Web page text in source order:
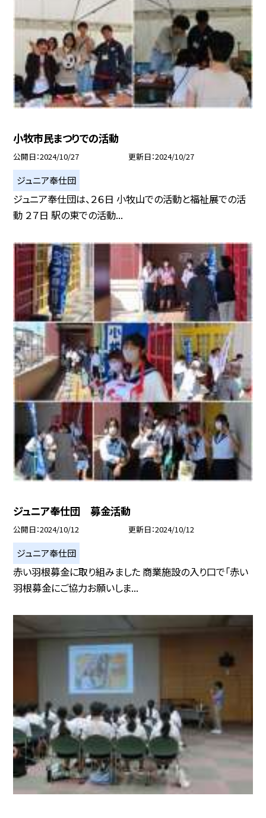
小牧市民まつりでの活動
公開日 2024/10/27 更新日 2024/10/27
ジュニア奉仕団
ジュニア奉仕団は、２６日 小牧山での活動と福祉展での活
動 ２７日 駅の東での活動...
ジュニア奉仕団 募金活動
公開日 2024/10/12 更新日 2024/10/12
ジュニア奉仕団
赤い羽根募金に取り組みました 商業施設の入り口で「赤い
羽根募金にご協力お願いしま...